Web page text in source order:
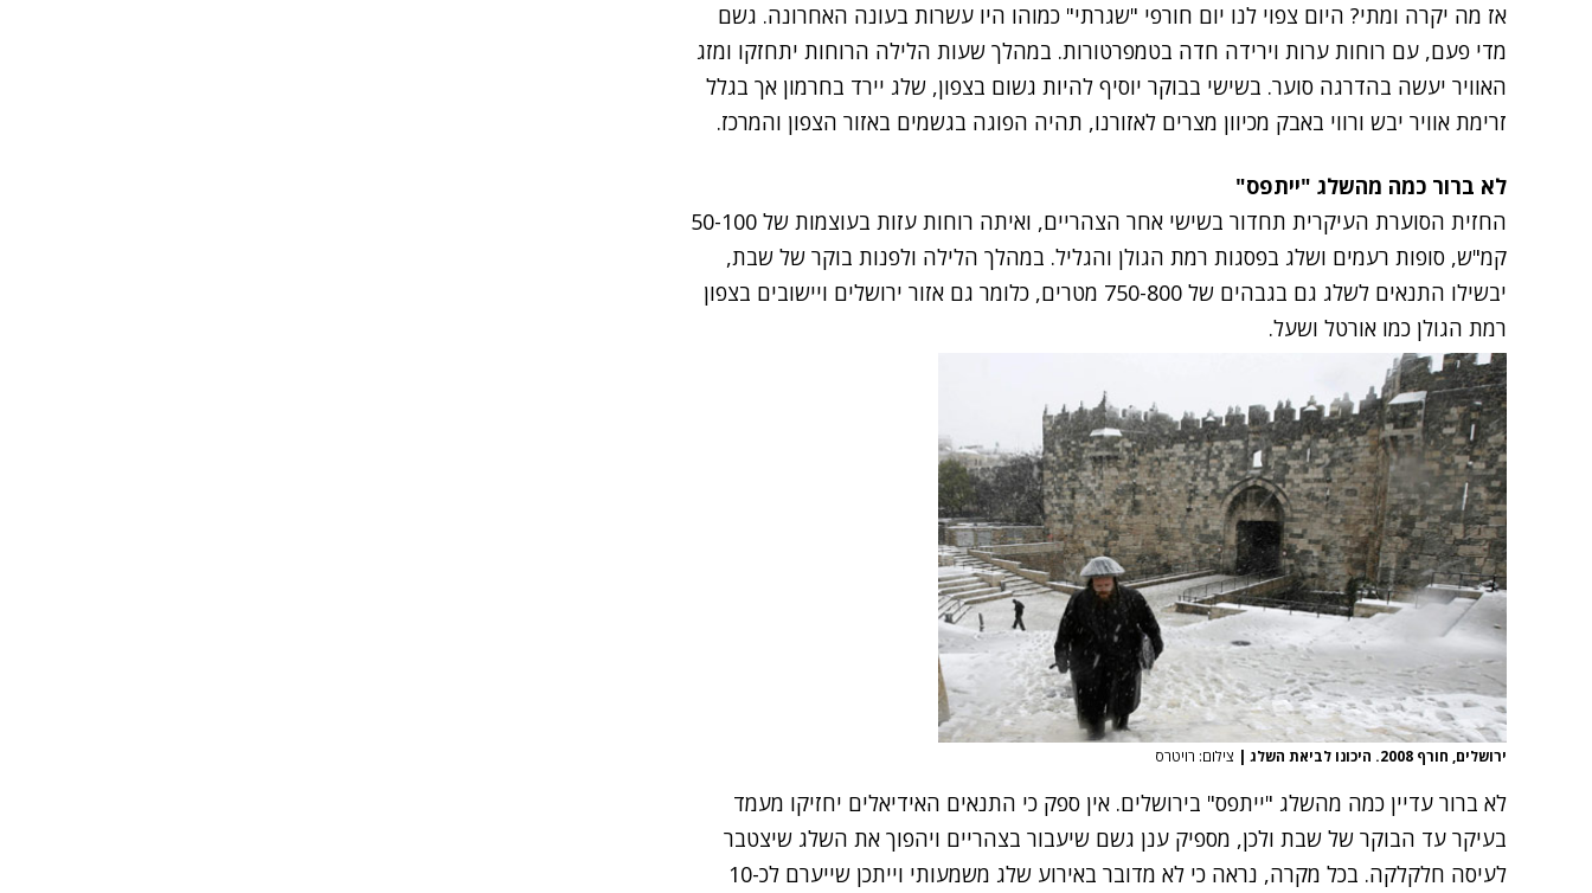
אז מה יקרה ומתי? היום צפוי לנו יום חורפי "שגרתי" כמוהו היו עשרות בעונה האחרונה. גשם
מדי פעם, עם רוחות ערות וירידה חדה בטמפרטורות. במהלך שעות הלילה הרוחות יתחזקו ומזג
האוויר יעשה בהדרגה סוער. בשישי בבוקר יוסיף להיות גשום בצפון, שלג יירד בחרמון אך בגלל
זרימת אוויר יבש ורווי באבק מכיוון מצרים לאזורנו, תהיה הפוגה בגשמים באזור הצפון והמרכז.
לא ברור כמה מהשלג "ייתפס"
החזית הסוערת העיקרית תחדור בשישי אחר הצהריים, ואיתה רוחות עזות בעוצמות של 50-100
קמ"ש, סופות רעמים ושלג בפסגות רמת הגולן והגליל. במהלך הלילה ולפנות בוקר של שבת,
יבשילו התנאים לשלג גם בגבהים של 750-800 מטרים, כלומר גם אזור ירושלים ויישובים בצפון
רמת הגולן כמו אורטל ושעל.
ירושלים, חורף 2008. היכונו לביאת השלג | צילום: רויטרס
לא ברור עדיין כמה מהשלג "ייתפס" בירושלים. אין ספק כי התנאים האידיאלים יחזיקו מעמד
בעיקר עד הבוקר של שבת ולכן, מספיק ענן גשם שיעבור בצהריים ויהפוך את השלג שיצטבר
לעיסה חלקלקה. בכל מקרה, נראה כי לא מדובר באירוע שלג משמעותי וייתכן שייערם לכ-10